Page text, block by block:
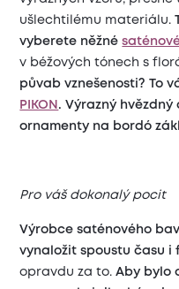
ušlechtilému materiálu.
vyberete něžné
v béžových tónech s
půvab vznešenosti? To
PIKON . Výrazný
ornamenty na bordó
Pro váš dokonalý pocit
Výrobce saténového
vynaložit spoustu času i
opravdu za to.Aby bylo